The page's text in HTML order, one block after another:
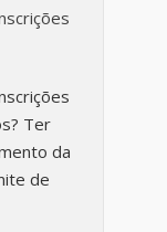
Ter
da
de